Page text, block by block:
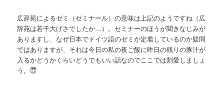
広辞苑によるゼミ（ゼミナール）の意味は上記のようですね（広
辞苑は若干大げさでしたか…）。セミナーのほうが聞きなじみが
ありますし、なぜ日本でドイツ語のゼミが定着しているのか疑問
ではありますが、それは今日の私の夜ご飯に昨日の残りの豚汁が
入るかどうかくらいどうでもいい話なのでここでは割愛しましょ
う。😇